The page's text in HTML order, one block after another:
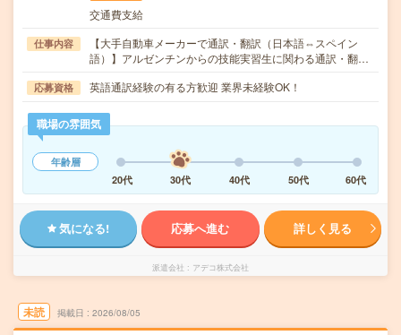
交通費支給
仕事内容
【大手自動車メーカーで通訳・翻訳（日本語⇔スペイン
語）】アルゼンチンからの技能実習生に関わる通訳・翻…
応募資格 英語通訳経験の有る方歓迎 業界未経験OK！
職場の雰囲気
年齢層
20代
30代 40代 50代 60代
気になる! 応募へ進む 詳しく見る
派遣会社 アデコ株式会社
未読 掲載日 2026/08/05